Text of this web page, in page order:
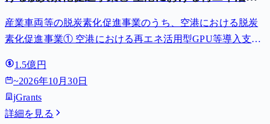
費等補助金）
産業車両等の脱炭素化促進事業のうち、空港における脱炭
素化促進事業① 空港における再エネ活用型GPU等導入支援
1.5億円
~2026年10月30日
jGrants
詳細を見る